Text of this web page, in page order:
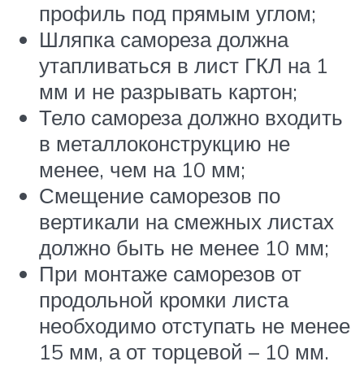
профиль под прямым углом;
Шляпка самореза должна
утапливаться в лист ГКЛ на 1
мм и не разрывать картон;
Тело самореза должно входить
в металлоконструкцию не
менее, чем на 10 мм;
Смещение саморезов по
вертикали на смежных листах
должно быть не менее 10 мм;
При монтаже саморезов от
продольной кромки листа
необходимо отступать не менее
15 мм, а от торцевой – 10 мм.